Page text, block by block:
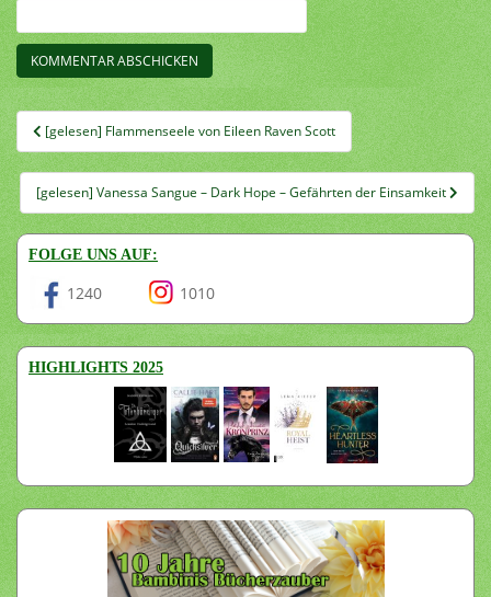
Beitragsnavigation
[gelesen] Flammenseele von Eileen Raven Scott
[gelesen] Vanessa Sangue – Dark Hope – Gefährten der Einsamkeit
FOLGE UNS AUF:
1240 1010
HIGHLIGHTS 2025